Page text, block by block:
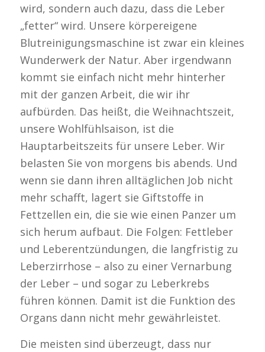
wird, sondern auch dazu, dass die Leber
„fetter“ wird. Unsere körpereigene
Blutreinigungsmaschine ist zwar ein kleines
Wunderwerk der Natur. Aber irgendwann
kommt sie einfach nicht mehr hinterher
mit der ganzen Arbeit, die wir ihr
aufbürden. Das heißt, die Weihnachtszeit,
unsere Wohlfühlsaison, ist die
Hauptarbeitszeits für unsere Leber. Wir
belasten Sie von morgens bis abends. Und
wenn sie dann ihren alltäglichen Job nicht
mehr schafft, lagert sie Giftstoffe in
Fettzellen ein, die sie wie einen Panzer um
sich herum aufbaut. Die Folgen: Fettleber
und Leberentzündungen, die langfristig zu
Leberzirrhose – also zu einer Vernarbung
der Leber – und sogar zu Leberkrebs
führen können. Damit ist die Funktion des
Organs dann nicht mehr gewährleistet.
Die meisten sind überzeugt, dass nur